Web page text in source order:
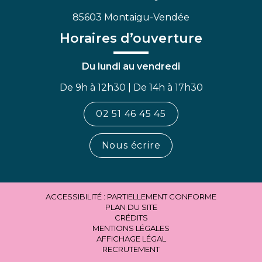
85603 Montaigu-Vendée
Horaires d’ouverture
Du lundi au vendredi
De 9h à 12h30 | De 14h à 17h30
02 51 46 45 45
Nous écrire
ACCESSIBILITÉ : PARTIELLEMENT CONFORME
PLAN DU SITE
CRÉDITS
MENTIONS LÉGALES
AFFICHAGE LÉGAL
RECRUTEMENT